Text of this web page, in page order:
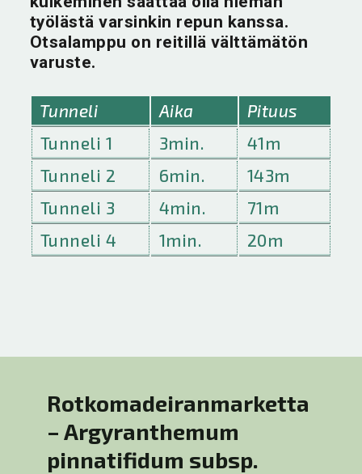
työlästä varsinkin repun kanssa.
Otsalamppu on reitillä välttämätön
varuste.
Tunneli Aika
Pituus
Tunneli 1
3min.
41m
Tunneli 2
6min.
143m
Tunneli 3
4min.
71m
Tunneli 4
1min. 20m
Rotkomadeiranmarketta
– Argyranthemum
pinnatifidum subsp.